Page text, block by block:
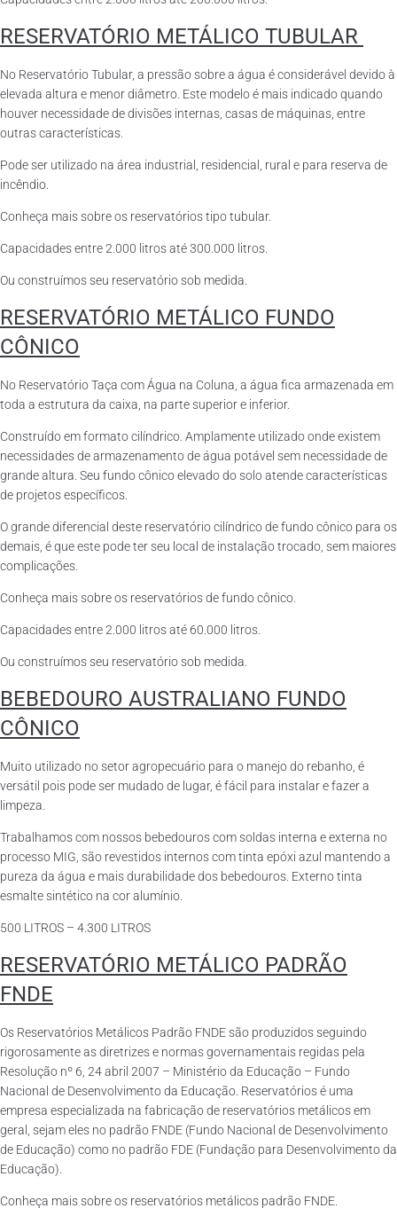
RESERVATÓRIO METÁLICO TUBULAR
No Reservatório Tubular, a pressão sobre a água é considerável devido à
elevada altura e menor diâmetro. Este modelo é mais indicado quando
houver necessidade de divisões internas, casas de máquinas, entre
outras características.
Pode ser utilizado na área industrial, residencial, rural e para reserva de
incêndio.
Conheça mais sobre os reservatórios tipo tubular.
Capacidades entre 2.000 litros até 300.000 litros.
Ou construímos seu reservatório sob medida.
RESERVATÓRIO METÁLICO FUNDO
CÔNICO
No Reservatório Taça com Água na Coluna, a água fica armazenada em
toda a estrutura da caixa, na parte superior e inferior.
Construído em formato cilíndrico. Amplamente utilizado onde existem
necessidades de armazenamento de água potável sem necessidade de
grande altura. Seu fundo cônico elevado do solo atende características
de projetos específicos.
O grande diferencial deste reservatório cilíndrico de fundo cônico para os
demais, é que este pode ter seu local de instalação trocado, sem maiores
complicações.
Conheça mais sobre os reservatórios de fundo cônico.
Capacidades entre 2.000 litros até 60.000 litros.
Ou construímos seu reservatório sob medida.
BEBEDOURO AUSTRALIANO FUNDO
CÔNICO
Muito utilizado no setor agropecuário para o manejo do rebanho, é
versátil pois pode ser mudado de lugar, é fácil para instalar e fazer a
limpeza.
Trabalhamos com nossos bebedouros com soldas interna e externa no
processo MIG, são revestidos internos com tinta epóxi azul mantendo a
pureza da água e mais durabilidade dos bebedouros. Externo tinta
esmalte sintético na cor alumínio.
500 LITROS – 4.300 LITROS
RESERVATÓRIO METÁLICO PADRÃO
FNDE
Os Reservatórios Metálicos Padrão FNDE são produzidos seguindo
rigorosamente as diretrizes e normas governamentais regidas pela
Resolução nº 6, 24 abril 2007 – Ministério da Educação – Fundo
Nacional de Desenvolvimento da Educação. Reservatórios é uma
empresa especializada na fabricação de reservatórios metálicos em
geral, sejam eles no padrão FNDE (Fundo Nacional de Desenvolvimento
de Educação) como no padrão FDE (Fundação para Desenvolvimento da
Educação).
Conheça mais sobre os reservatórios metálicos padrão FNDE.